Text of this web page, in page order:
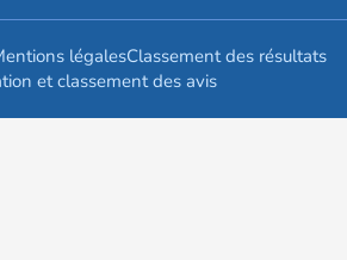
légalesClassement des résultats
et classement des avis